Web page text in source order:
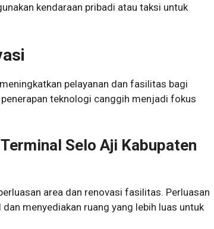
kendaraan pribadi atau taksi untuk
pelayanan dan fasilitas bagi
teknologi canggih menjadi fokus
Selo Aji Kabupaten
area dan renovasi fasilitas. Perluasan
menyediakan ruang yang lebih luas untuk